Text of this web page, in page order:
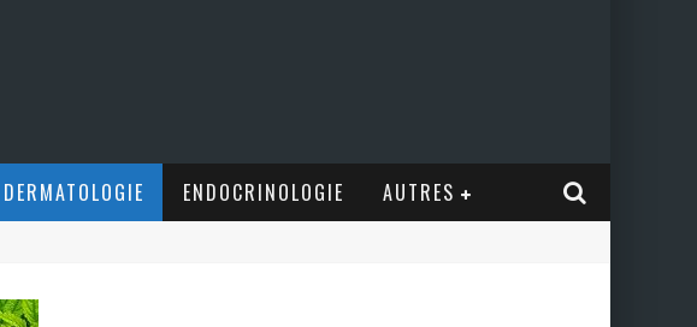
DERMATOLOGIE ENDOCRINOLOGIE AUTRES